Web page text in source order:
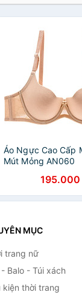
Áo Ngực Cao Cấp
Mút Mỏng AN060
195.000
MỤC
trang nữ
- Balo - Túi xách
kiện thời trang